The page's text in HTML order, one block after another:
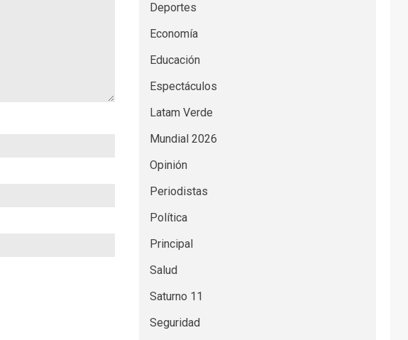
Deportes
Economía
Educación
Espectáculos
Latam Verde
Mundial 2026
Opinión
Periodistas
Política
Principal
Salud
Saturno 11
Seguridad